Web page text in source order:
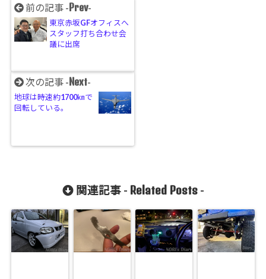
前の記事 -Prev-
東京赤坂GFオフィスへ
スタッフ打ち合わせ会
議に出席
次の記事 -Next-
地球は時速約1700㎞で
回転している。
関連記事 - Related Posts-